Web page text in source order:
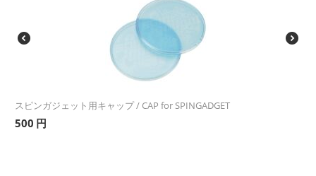
スピンガジェット用キャップ / CAP for SPINGADGET
500 円